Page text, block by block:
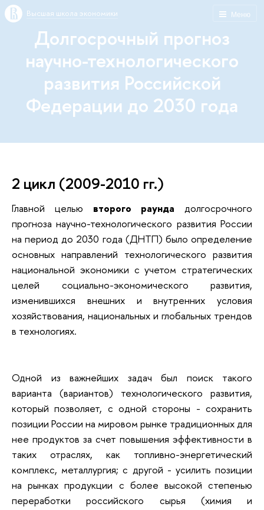
Меню
Высшая школа экономики
Долгосрочный прогноз
научно-технологического
развития Российской
Федерации до 2030 года
2 цикл (2009-2010 гг.)
Главной целью второго раунда долгосрочного
прогноза научно-технологического развития России
на период до 2030 года (ДНТП) было определение
основных направлений технологического развития
национальной экономики с учетом стратегических
целей социально-экономического развития,
изменившихся внешних и внутренних условия
хозяйствования, национальных и глобальных трендов
в технологиях.
Одной из важнейших задач был поиск такого
варианта (вариантов) технологического развития,
который позволяет, с одной стороны - сохранить
позиции России на мировом рынке традиционных для
нее продуктов за счет повышения эффективности в
таких отраслях, как топливно-энергетический
комплекс, металлургия; с другой - усилить позиции
на рынках продукции с более высокой степенью
переработки российского сырья (химия и